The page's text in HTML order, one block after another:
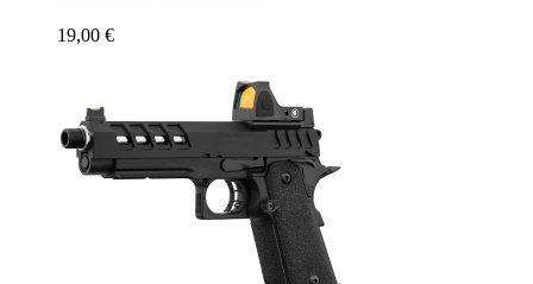
19,00 €